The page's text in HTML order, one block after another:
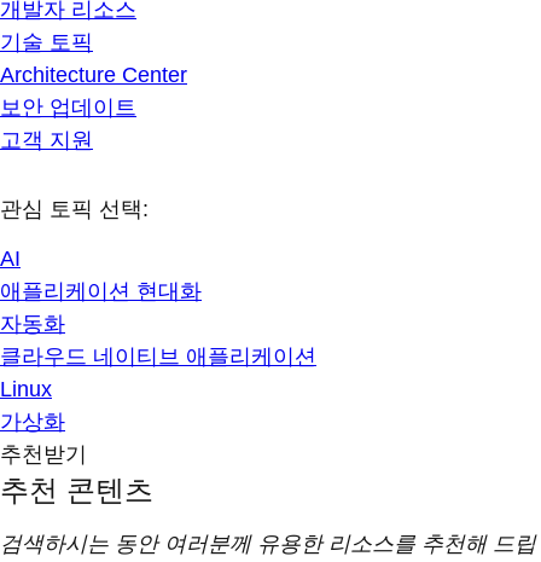
개발자 리소스
기술 토픽
Architecture Center
보안 업데이트
고객 지원
관심 토픽 선택:
AI
애플리케이션 현대화
자동화
클라우드 네이티브 애플리케이션
Linux
가상화
추천받기
추천 콘텐츠
검색하시는 동안 여러분께 유용한 리소스를 추천해 드립